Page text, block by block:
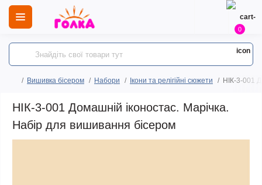
0
Вишивка бісером Набори Ікони та релігійні сюжети НІК-3-001
НІК-3-001 Домашній іконостас. Марічка.
Набір для вишивання бісером